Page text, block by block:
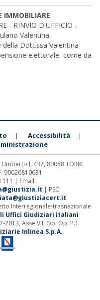
IMMOBILIARE
- RINVIO D'UFFICIO -
Valentina.
Dott.ssa Valentina
elettorale, come da
| Accessibilità |
I, 437, 80058 TORRE
90026810631
111 | Email:
| PEC:
Interregionale-trasnazionale
Uffici Giudiziari italiani
2013, Asse VII, Ob. Op. P.1
Inlinea S.p.A.